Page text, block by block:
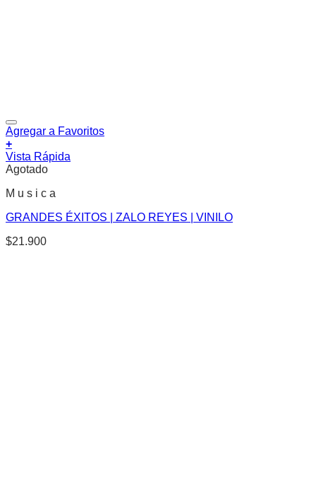
Agregar a Favoritos
+
Vista Rápida
Agotado
M u s i c a
GRANDES ÉXITOS | ZALO REYES | VINILO
$21.900